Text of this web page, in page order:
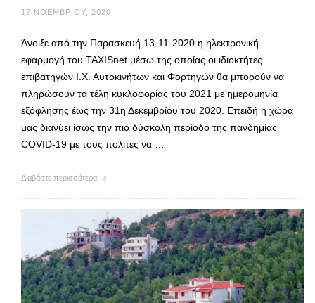
17 ΝΟΕΜΒΡΊΟΥ, 2020
Άνοιξε από την Παρασκευή 13-11-2020 η ηλεκτρονική
εφαρμογή του TAXISnet μέσω της οποίας οι ιδιοκτήτες
επιβατηγών Ι.Χ. Αυτοκινήτων και Φορτηγών θα μπορούν να
πληρώσουν τα τέλη κυκλοφορίας του 2021 με ημερομηνία
εξόφλησης έως την 31η Δεκεμβρίου του 2020. Επειδή η χώρα
μας διανύει ίσως την πιο δύσκολη περίοδο της πανδημίας
COVID-19 με τους πολίτες να …
Διαβάστε περισσότερα